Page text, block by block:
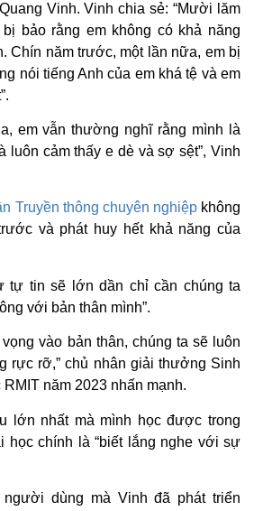
Vinh. Vinh chia sẻ: “Mười lăm
bảo rằng em không có khả năng
Chín năm trước, một lần nữa, em bị
nói tiếng Anh của em khá tệ và em
em vẫn thường nghĩ rằng mình là
luôn cảm thấy e dè và sợ sệt”, Vinh
Truyền thông chuyên nghiệpkhông
và phát huy hết khả năng của
tự tin sẽ lớn dần chỉ cần chúng ta
với bản thân mình”.
vào bản thân, chúng ta sẽ luôn
rực rỡ,” chủ nhân giải thưởng Sinh
năm 2023 nhấn mạnh.
lớn nhất mà mình học được trong
học chính là “biết lắng nghe với sự
dùng mà Vinh đã phát triển